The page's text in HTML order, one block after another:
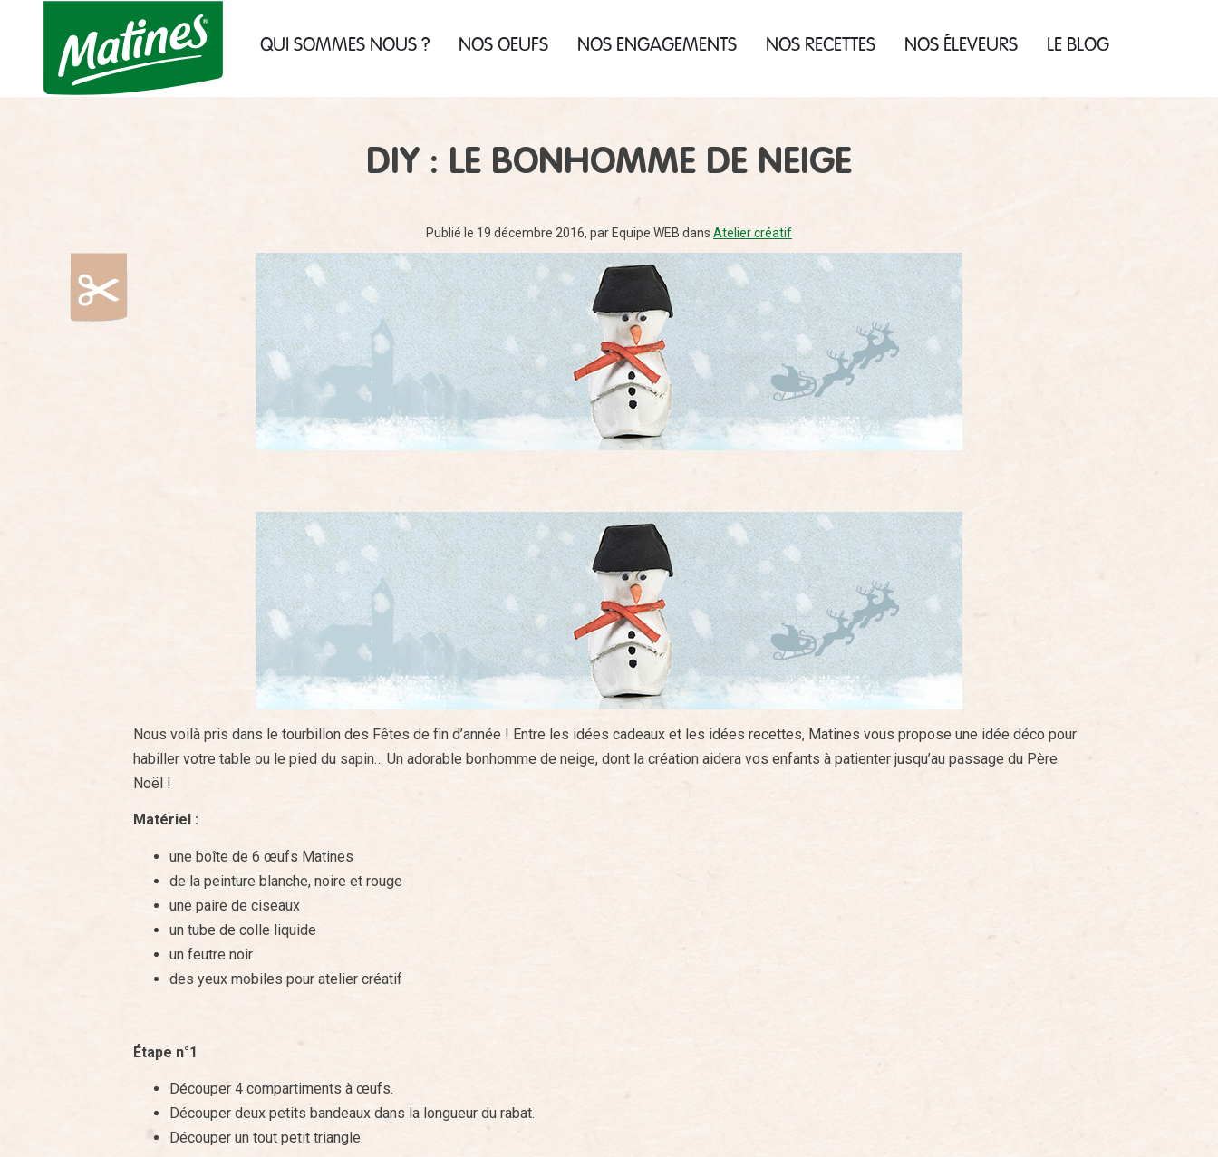
QUI SOMMES NOUS ? NOS OEUFS NOS ENGAGEMENTS NOS RECETTES NOS ÉLEVEURS LE BLOG
DIY : LE BONHOMME DE NEIGE
Publié le 19 décembre 2016, par Equipe WEB dans Atelier créatif
Nous voilà pris dans le tourbillon des Fêtes de fin d’année ! Entre les idées cadeaux et les idées recettes, Matines vous propose une idée déco pour
habiller votre table ou le pied du sapin… Un adorable bonhomme de neige, dont la création aidera vos enfants à patienter jusqu’au passage du Père
Noël !
Matériel :
une boîte de 6 œufs Matines
de la peinture blanche, noire et rouge
une paire de ciseaux
un tube de colle liquide
un feutre noir
des yeux mobiles pour atelier créatif
Étape n°1
Découper 4 compartiments à œufs.
Découper deux petits bandeaux dans la longueur du rabat.
Découper un tout petit triangle.
des cookies !
Nous utilisons des cookies pour nous
assurer du bon fonctionnement de notre
site et à des fins analytiques. Vous
pouvez changer d'avis à tout moment en
services tiers, vous acceptez le dépôt et la
lecture de cookies et l'utilisation de